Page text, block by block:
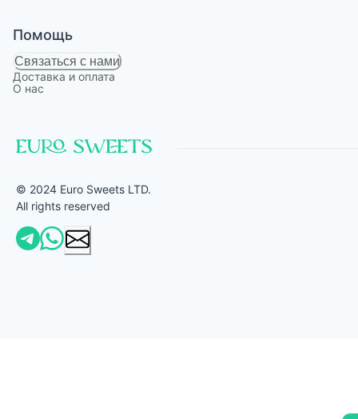
Помощь
Связаться с нами
Доставка и оплата
О нас
© 2024 Euro Sweets LTD.
All rights reserved